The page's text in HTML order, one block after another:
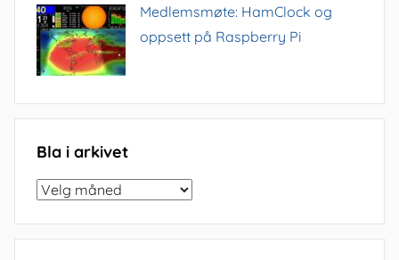
Medlemsmøte: HamClock og
oppsett på Raspberry Pi
Bla i arkivet
Bla
arkivet